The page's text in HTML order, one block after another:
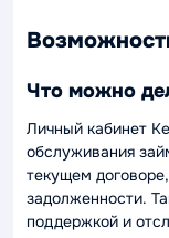
Что можно
Личный кабинет
обслуживания
текущем
задолженности.
поддержкой и